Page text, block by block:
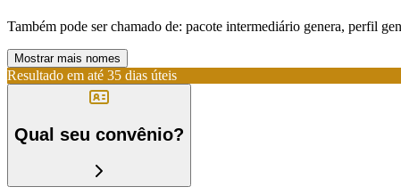
Também pode ser chamado de: pacote intermediário genera, perfil
Mostrar mais nomes
Resultado em até 35 dias úteis
Qual seu convênio?